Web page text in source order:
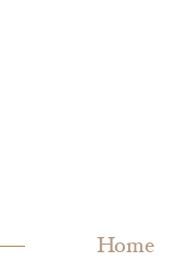
Home